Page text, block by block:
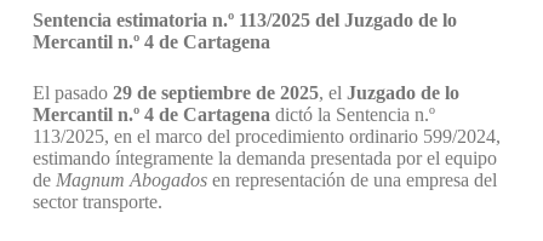
Sentencia estimatoria n.º 113/2025 del Juzgado de lo
Mercantil n.º 4 de Cartagena
El pasado 29 de septiembre de 2025, el Juzgado de lo
Mercantil n.º 4 de Cartagena dictó la Sentencia n.º
113/2025, en el marco del procedimiento ordinario 599/2024,
estimando íntegramente la demanda presentada por el equipo
de Magnum Abogadosen representación de una empresa del
sector transporte.